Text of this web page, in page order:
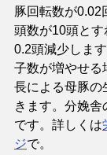
豚回転数が0.02
頭数が10頭と
0.2頭減少しま
子数が増やせる
長による母豚の
きます。分娩
です。詳しくは
ジで。